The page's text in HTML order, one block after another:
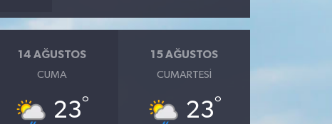
14 AĞUSTOS
CUMA
23°
15 AĞUSTOS
CUMARTESI
23°